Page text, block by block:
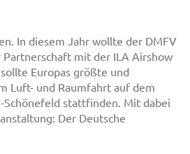
In diesem Jahr wollte der DMFV
mit der ILA Airshow
Europas größte und
Luft- und Raumfahrt auf dem
Schönefeld stattfinden. Mit dabei
Der Deutsche